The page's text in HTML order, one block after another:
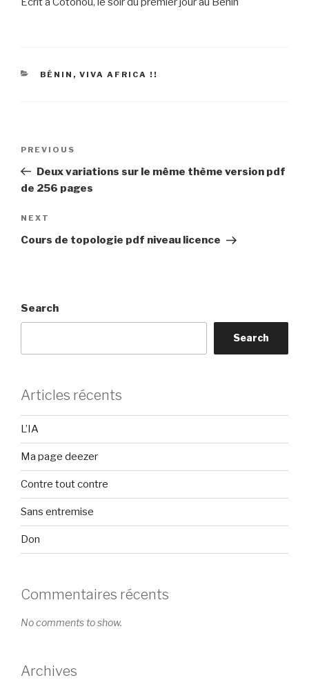
CATEGORIES
BÉNIN, VIVA AFRICA !!
Previous
Post
PREVIOUS
Deux variations sur le même thème version pdf
de 256 pages
Next
Post
NEXT
Cours de topologie pdf niveau licence
Search
Search
Articles récents
L’IA
Ma page deezer
Contre tout contre
Sans entremise
Don
Commentaires récents
No comments to show.
Archives